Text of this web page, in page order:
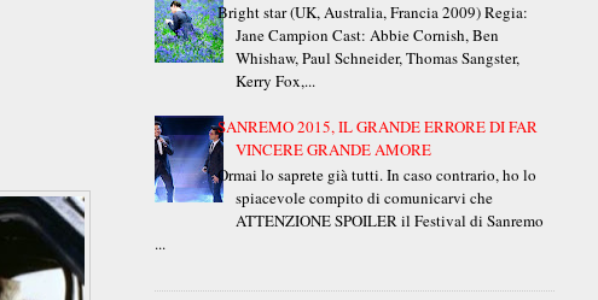
Bright star (UK, Australia, Francia 2009) Regia:
Jane Campion Cast: Abbie Cornish, Ben
Whishaw, Paul Schneider, Thomas Sangster,
Kerry Fox,...
SANREMO 2015, IL GRANDE ERRORE DI FAR
VINCERE GRANDE AMORE
Ormai lo saprete già tutti. In caso contrario, ho lo
spiacevole compito di comunicarvi che
ATTENZIONE SPOILER il Festival di Sanremo
...